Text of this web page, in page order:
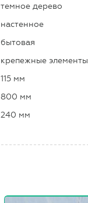
темное дерево
настенное
бытовая
крепежные элементы
115 мм
800 мм
240 мм